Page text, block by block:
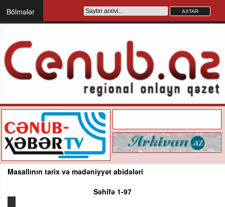
Bölmələr
Masallının tarix və mədəniyyət abidələri
Səhifə 1-97